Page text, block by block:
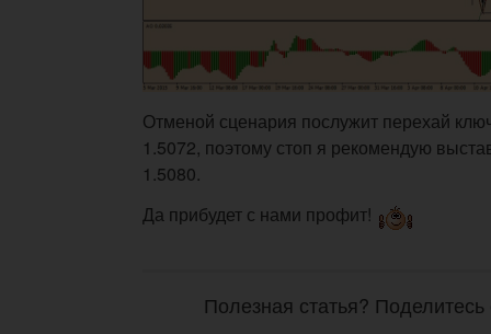
Отменой сценария послужит перехай
1.5072, поэтому стоп я рекомендую
1.5080.
Да прибудет с нами профит!
Полезная статья?